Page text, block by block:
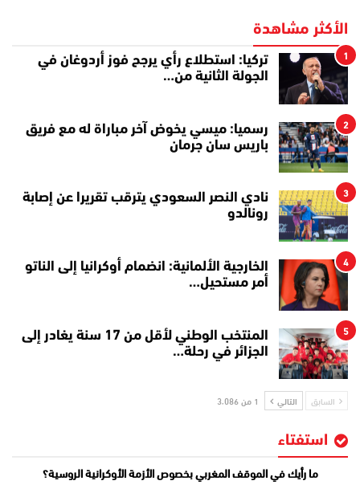
الأكثر مشاهدة
1
تركيا: استطلاع رأي يرجح فوز أردوغان في
الجولة الثانية من…
2
رسميا: ميسي يخوض آخر مباراة له مع فريق
باريس سان جرمان
3
نادي النصر السعودي يترقب تقريرا عن إصابة
رونالدو
4
الخارجية الألمانية: انضمام أوكرانيا إلى الناتو
أمر مستحيل…
5
المنتخب الوطني لأقل من 17 سنة يغادر إلى
الجزائر في رحلة…
السابق التالي 1 من 3٬086
استفتاء
ما رأيك في الموقف المغربي بخصوص الأزمة الأوكرانية الروسية؟